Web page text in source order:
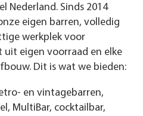
Nederland. Sinds 2014
eigen barren, volledig
werkplek voor
uit eigen voorraad en elke
Dit is wat we bieden:
en vintagebarren,
MultiBar, cocktailbar,